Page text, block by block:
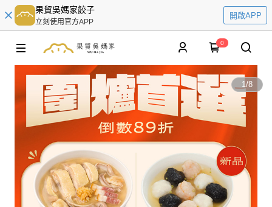
果貿吳媽家餃子
立刻使用官方APP
開啟APP
0
1/8